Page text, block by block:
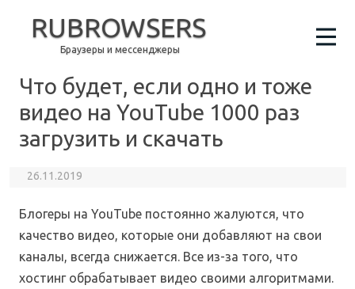
RUBROWSERS
Браузеры и мессенджеры
Что будет, если одно и тоже
видео на YouTube 1000 раз
загрузить и скачать
26.11.2019
Блогеры на YouTube постоянно жалуются, что
качество видео, которые они добавляют на свои
каналы, всегда снижается. Все из-за того, что
хостинг обрабатывает видео своими алгоритмами.